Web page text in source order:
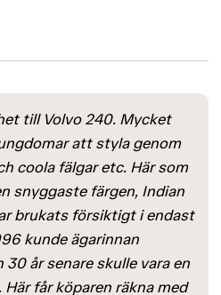
till Volvo 240. Mycket
att styla genom
coola fälgar etc. Här som
snyggaste färgen, Indian
brukats försiktigt i endast
kunde ägarinnan
år senare skulle vara en
får köparen räkna med